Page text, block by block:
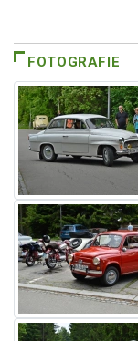
FOTOGRAFIE